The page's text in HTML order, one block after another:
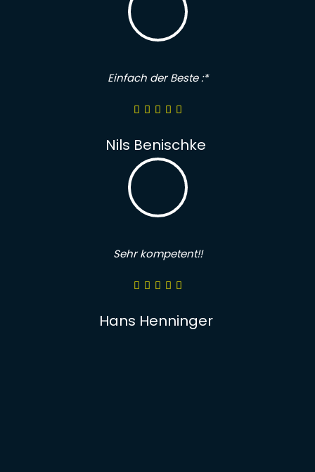
Einfach der Beste :*
Nils Benischke
Sehr kompetent!!
Hans Henninger